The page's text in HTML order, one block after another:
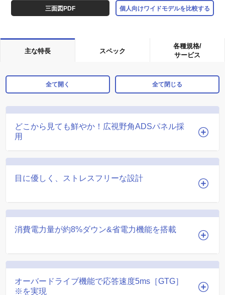
三面図PDF 個人向けワイドモデルを比較する
主な特長 スペック
各種規格/
サービス
全て開く 全て閉じる
どこから見ても鮮やか！広視野角ADSパネル採
用
目に優しく、ストレスフリーな設計
消費電力量が約8%ダウン&省電力機能を搭載
オーバードライブ機能で応答速度5ms［GTG］
※を実現